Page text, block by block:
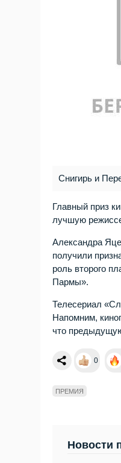
Снигирь и
Главный приз
лучшую
Александра
получили
роль второго
Пармы».
Телесериал
Напомним,
что
0
ПРЕМИЯ
Новости